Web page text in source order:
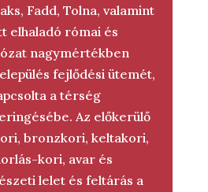
Fadd, Tolna, valamint
elhaladó római és
nagymértékben
fejlődési ütemét,
a térség
Az előkerülő
bronzkori, keltakori,
kori, avar és
lelet és feltárás a